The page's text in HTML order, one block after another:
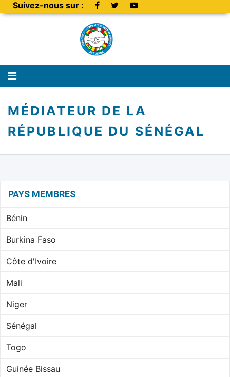
Suivez-nous sur :
MÉDIATEUR DE LA
RÉPUBLIQUE DU SÉNÉGAL
PAYS MEMBRES
Bénin
Burkina Faso
Côte d'Ivoire
Mali
Niger
Sénégal
Togo
Guinée Bissau